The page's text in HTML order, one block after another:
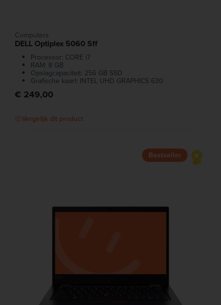
Computers
DELL Optiplex 5060 Sff
Processor: CORE i7
RAM: 8 GB
Opslagcapaciteit: 256 GB SSD
Grafische kaart: INTEL UHD GRAPHICS 630
€ 249,00
Vergelijk dit product
Bestseller